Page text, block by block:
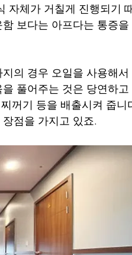
자체가 거칠게 진행되기
보다는 아프다는 통증을
의 경우 오일을 사용해서
풀어주는 것은 당연하
꺼기 등을 배출시켜 줍니
점을 가지고 있죠.